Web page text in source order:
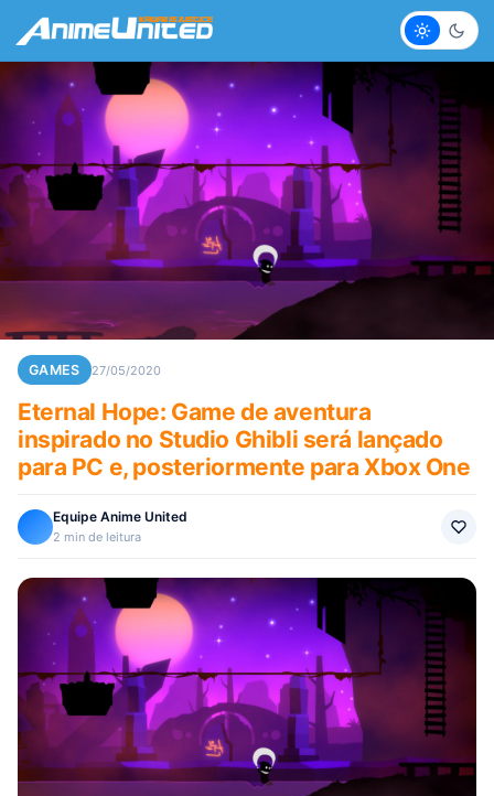
Claro
GAMES 27/05/2020
Eternal Hope: Game de aventura
inspirado no Studio Ghibli será lançado
para PC e, posteriormente para Xbox One
Equipe Anime United
2 min de leitura